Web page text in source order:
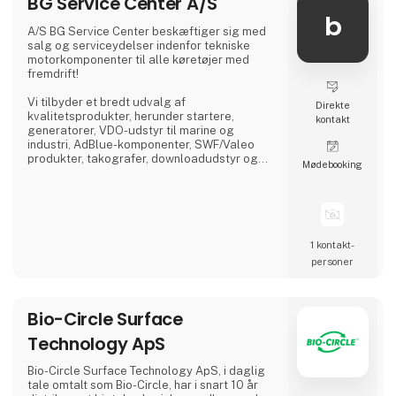
A/S BG Service Center beskæftiger sig med
salg og serviceydelser indenfor tekniske
motorkomponenter til alle køretøjer med
fremdrift!
Vi tilbyder et bredt udvalg af
kvalitetsprodukter, herunder startere,
generatorer, VDO-udstyr til marine og
industri, AdBlue-komponenter, SWF/Valeo
produkter, takografer, downloadudstyr og
b
Direkte
kontakt
Møde­booking
1 kontakt­
personer
Bio-Circle Surface
Technology ApS
Bio-Circle Surface Technology ApS, i daglig
tale omtalt som Bio-Circle, har i snart 10 år